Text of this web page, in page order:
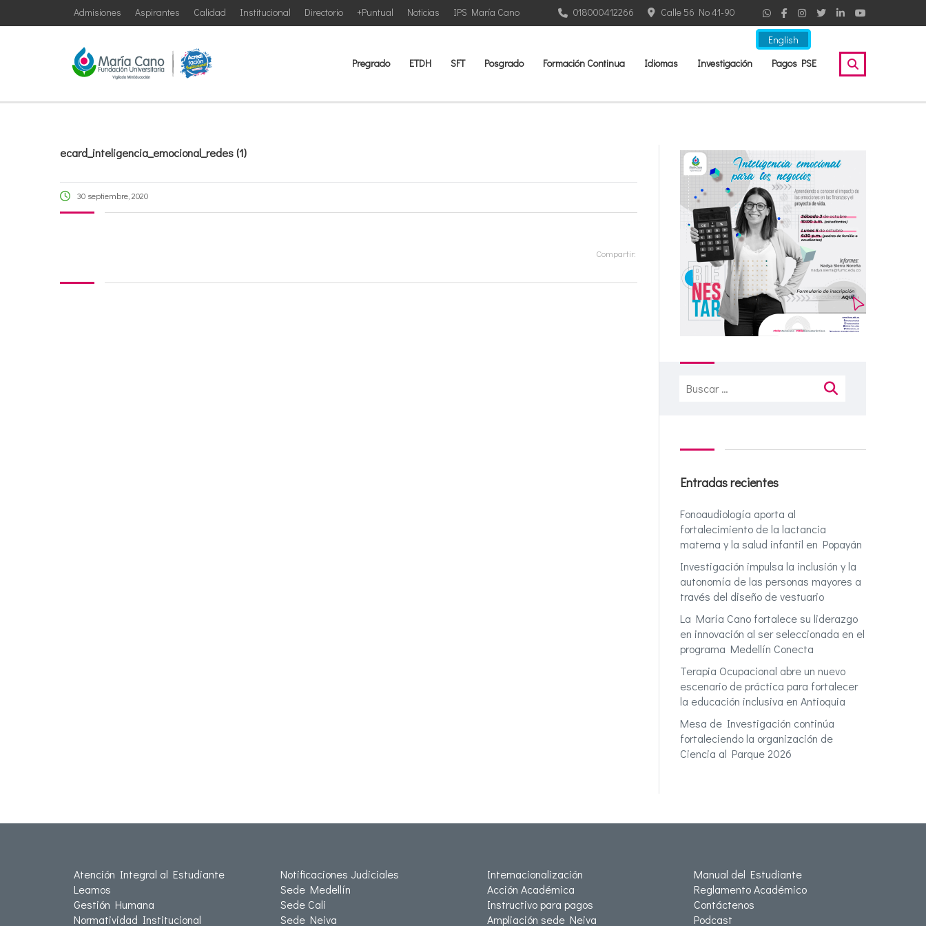
English
IPS María Cano
Noticias
+Puntual
Directorio
Institucional
Calidad
Aspirantes
Admisiones Calle 56 No 41-90
018000412266
Pregrado ETDH SFT Posgrado Formación Continua Idiomas Investigación Pagos PSE
ecard_inteligencia_emocional_redes (1)
30 septiembre, 2020
Compartir:
Buscar:
Entradas recientes
Fonoaudiología aporta al
fortalecimiento de la lactancia
materna y la salud infantil en Popayán
Investigación impulsa la inclusión y la
autonomía de las personas mayores a
través del diseño de vestuario
La María Cano fortalece su liderazgo
en innovación al ser seleccionada en el
programa Medellín Conecta
Terapia Ocupacional abre un nuevo
escenario de práctica para fortalecer
la educación inclusiva en Antioquia
Mesa de Investigación continúa
fortaleciendo la organización de
Ciencia al Parque 2026
Atención Integral al Estudiante
Leamos
Gestión Humana
Normatividad Institucional
Notificaciones Judiciales
Sede Medellín
Sede Cali
Sede Neiva
Internacionalización
Acción Académica
Instructivo para pagos
Ampliación sede Neiva
Manual del Estudiante
Reglamento Académico
Contáctenos
Podcast